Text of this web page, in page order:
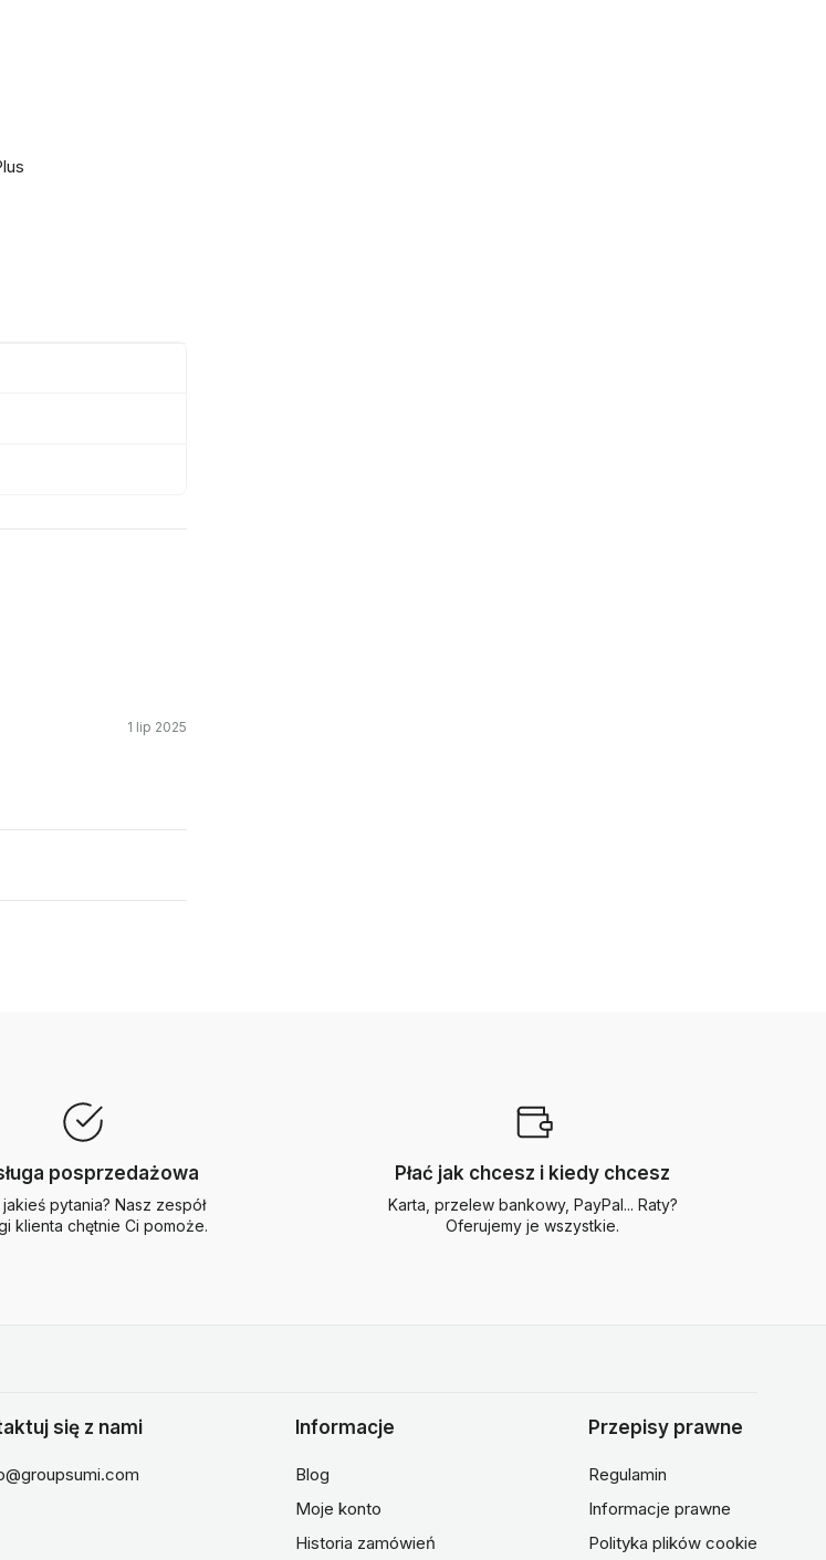
1 lip 2025
posprzedażowa
pytania? Nasz zespół
klienta chętnie Ci pomoże.
Płać jak chcesz i kiedy chcesz
Karta, przelew bankowy, PayPal... Raty?
Oferujemy je wszystkie.
się z nami Informacje
Blog
Moje konto
Historia zamówień
Przepisy prawne
Regulamin
Informacje prawne
Polityka plików cookie